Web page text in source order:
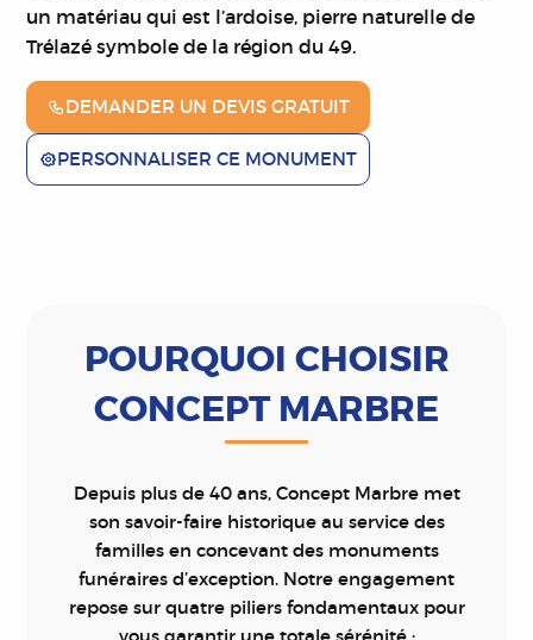
un matériau qui est l’ardoise, pierre naturelle de
Trélazé symbole de la région du 49.
DEMANDER UN DEVIS GRATUIT
PERSONNALISER CE MONUMENT
POURQUOI CHOISIR
CONCEPT MARBRE
Depuis plus de 40 ans, Concept Marbre met
son savoir-faire historique au service des
familles en concevant des monuments
funéraires d’exception. Notre engagement
repose sur quatre piliers fondamentaux pour